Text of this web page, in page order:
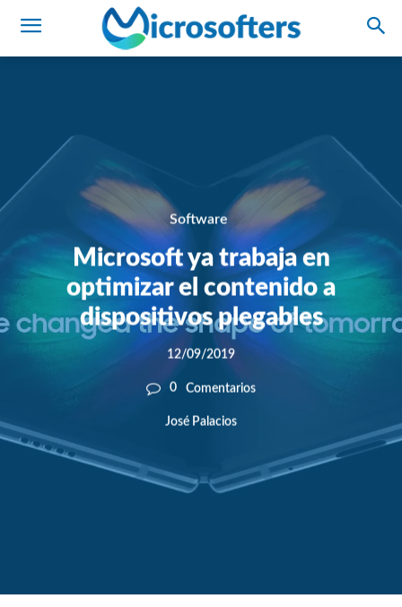
Software
Microsoft ya trabaja en
optimizar el contenido a
dispositivos plegables
12/09/2019
0 Comentarios
José Palacios